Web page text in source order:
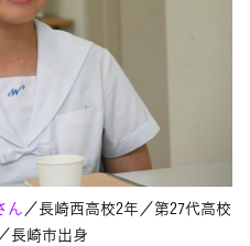
ん ／長崎西高校2年／第27代高校
長崎市出身